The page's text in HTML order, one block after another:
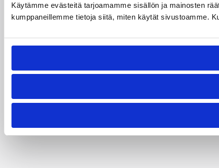
Käytämme evästeitä tarjoamamme sisällön ja mainosten
kumppaneillemme tietoja siitä, miten käytät sivustoamme.